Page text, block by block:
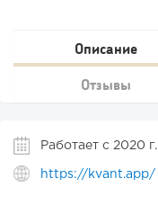
Описание
Отзывы
Работает с 2020 г.
https://kvant.app/